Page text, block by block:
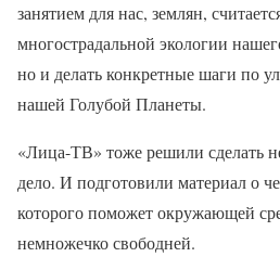
занятием для нас, землян,
многострадальной экологии
но и делать конкретные шаги по
нашей Голубой Планеты.
«Лица-ТВ» тоже решили сделать
дело. И подготовили материал о
которого поможет окружающей
немножечко свободней.